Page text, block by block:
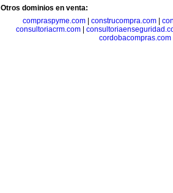
Otros dominios en venta:
compraspyme.com
construcompra.com
consultoriacrm.com|
cordobacompras.com